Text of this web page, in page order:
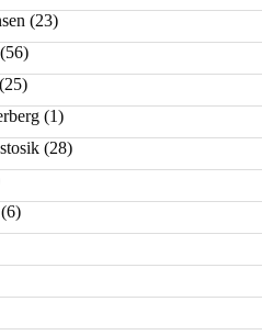
(23)
(56)
(1)
(28)